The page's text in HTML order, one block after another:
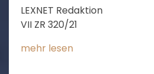
LEXNET Redaktion
VII ZR 320/21
mehr lesen